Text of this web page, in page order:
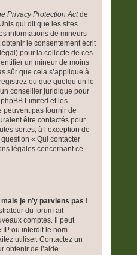
Privacy Protection Actde
qui dit que les sites
informations de mineurs
le consentement écrit
pour la collecte de ces
un mineur de moins
sûr que cela s’applique à
ou que quelqu’un le
conseiller juridique pour
Limited et les
peuvent pas fournir de
être contactés pour
sortes, à l’exception de
« Qui contacter
légales concernant ce
je n’y parviens pas !
du forum ait
comptes. Il peut
ou interdit le nom
utiliser. Contactez un
obtenir de l’aide.